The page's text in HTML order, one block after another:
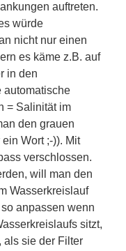
auftreten.
würde
nicht nur einen
es käme z.B. auf
in den
automatische
= Salinität im
den grauen
Wort ;-)). Mit
verschlossen.
will man den
Wasserkreislauf
anpassen wenn
sitzt,
als sie der Filter